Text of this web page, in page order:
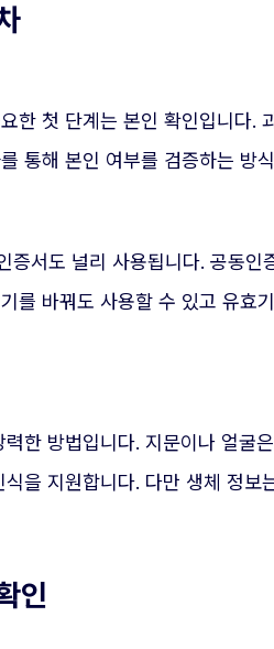
한 첫 단계는 본인 확인입니다.
통해 본인 여부를 검증하는 방
증서도 널리 사용됩니다. 공동
를 바꿔도 사용할 수 있고 유효
한 방법입니다. 지문이나 얼굴
을 지원합니다. 다만 생체 정
인